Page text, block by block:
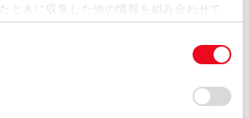
ときに収集した他の情報を組み合わせて
ます。当ウェブサイトの使用を続行する
Cookie(クッキー)が保存されることに同
ます。Cookie(クッキー)のオプトアウト、
車検・整備・メンテナンス取